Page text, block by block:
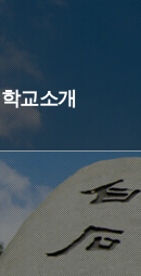
학교소개